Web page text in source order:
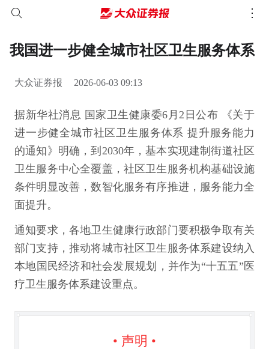
我国进一步健全城市社区卫生服务体系
大众证券报 2026-06-03 09:13
据新华社消息 国家卫生健康委6月2日公布 《关于
进一步健全城市社区卫生服务体系 提升服务能力
的通知》明确，到2030年，基本实现建制街道社区
卫生服务中心全覆盖，社区卫生服务机构基础设施
条件明显改善，数智化服务有序推进，服务能力全
面提升。
通知要求，各地卫生健康行政部门要积极争取有关
部门支持，推动将城市社区卫生服务体系建设纳入
本地国民经济和社会发展规划，并作为“十五五”医
疗卫生服务体系建设重点。
• 声明 •